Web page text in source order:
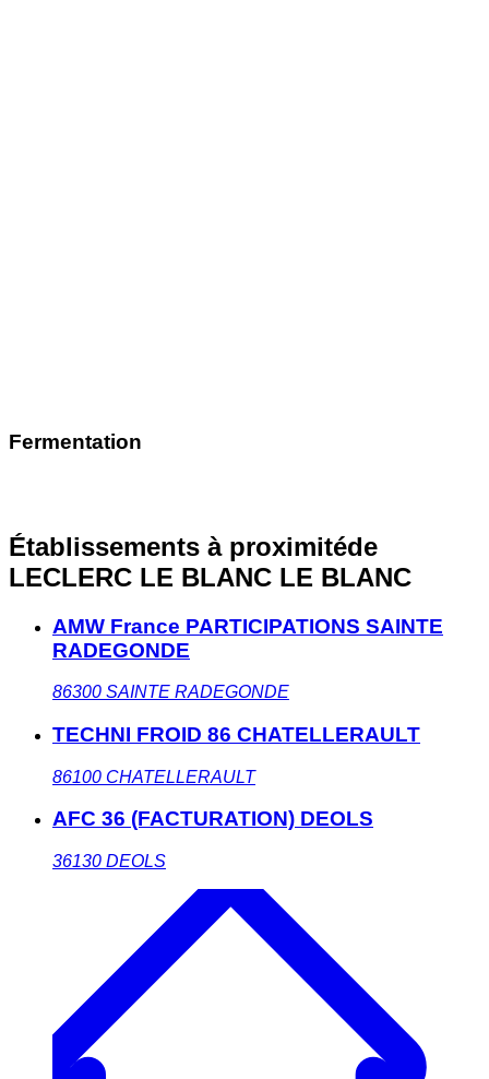
Fermentation
Établissements à proximitéde
LECLERC LE BLANC LE BLANC
AMW France PARTICIPATIONS SAINTE
RADEGONDE
86300 SAINTE RADEGONDE
TECHNI FROID 86 CHATELLERAULT
86100 CHATELLERAULT
AFC 36 (FACTURATION) DEOLS
36130 DEOLS